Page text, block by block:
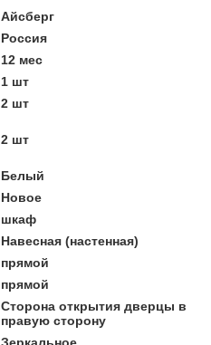
Айсберг
Россия
12 мес
1 шт
2 шт
2 шт
Белый
Новое
шкаф
Навесная (настенная)
прямой
прямой
Сторона открытия дверцы в
правую сторону
Зеркальное